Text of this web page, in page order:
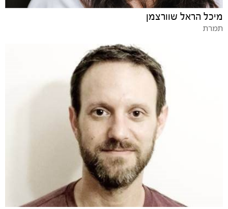
מיכל הראל שוורצמן
תמרת